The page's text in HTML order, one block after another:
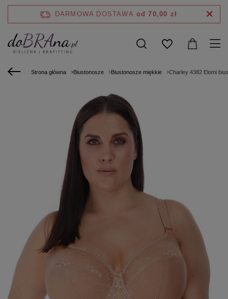
DARMOWA DOSTAWA od 70,00 zł
Strona główna Biustonosze Biustonosze miękkie Charley 4382 Elomi